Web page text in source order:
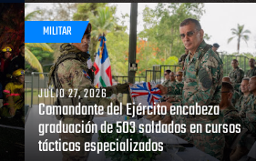
MILITAR
JULIO 27, 2026
Comandante del Ejército encabeza
graduación de 503 soldados en cursos
tácticos especializados